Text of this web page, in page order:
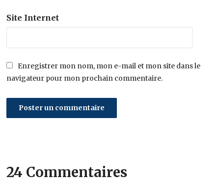
Site Internet
Enregistrer mon nom, mon e-mail et mon site dans le
navigateur pour mon prochain commentaire.
24 Commentaires